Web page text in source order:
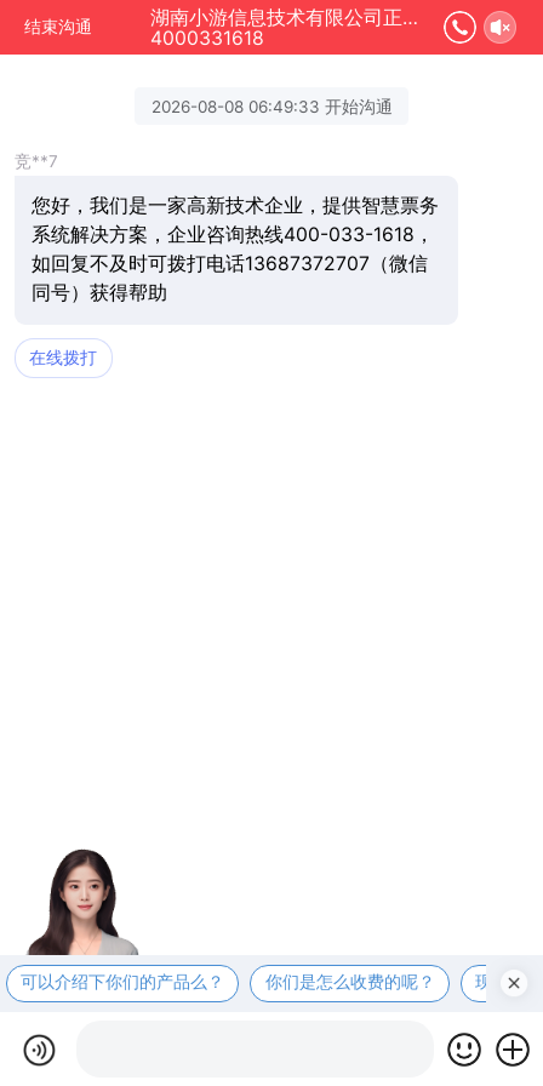
结束沟通
湖南小游信息技术有限公司正在为您服务
4000331618
2026-08-08 06:49:33 开始沟通
竞**7
您好，我们是一家高新技术企业，提供智慧票务
系统解决方案，企业咨询热线400-033-1618，
如回复不及时可拨打电话13687372707（微信
同号）获得帮助
在线拨打
可以介绍下你们的产品么？ 你们是怎么收费的呢？ 现在有